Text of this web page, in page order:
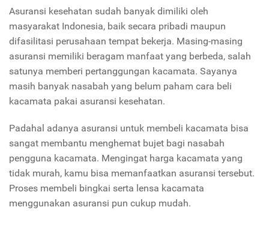
Asuransi kesehatan sudah banyak dimiliki oleh
masyarakat Indonesia, baik secara pribadi maupun
difasilitasi perusahaan tempat bekerja. Masing-masing
asuransi memiliki beragam manfaat yang berbeda, salah
satunya memberi pertanggungan kacamata. Sayanya
masih banyak nasabah yang belum paham cara beli
kacamata pakai asuransi kesehatan.
Padahal adanya asuransi untuk membeli kacamata bisa
sangat membantu menghemat bujet bagi nasabah
pengguna kacamata. Mengingat harga kacamata yang
tidak murah, kamu bisa memanfaatkan asuransi tersebut.
Proses membeli bingkai serta lensa kacamata
menggunakan asuransi pun cukup mudah.